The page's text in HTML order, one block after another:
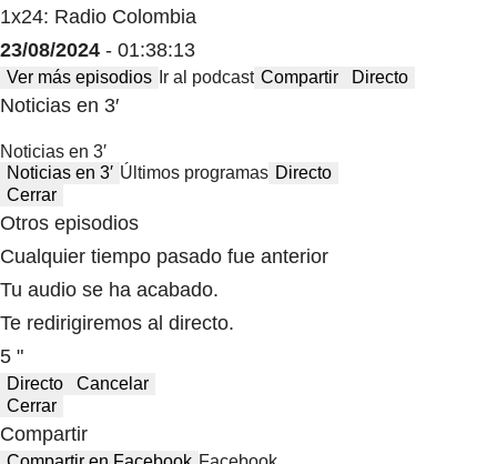
1x24: Radio Colombia
23/08/2024 - 01:38:13
Ver más episodios Ir al podcast Compartir Directo
Noticias en 3′
Noticias en 3′
Noticias en 3′ Últimos programas Directo
Cerrar
Otros episodios
Cualquier tiempo pasado fue anterior
Tu audio se ha acabado.
Te redirigiremos al directo.
5 "
Directo
Cancelar
Cerrar
Compartir